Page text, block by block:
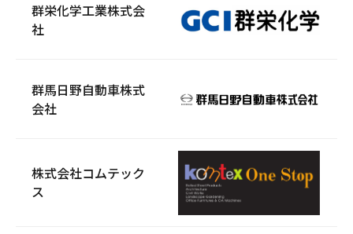
群栄化学工業株式会
社
群馬日野自動車株式
会社
株式会社コムテック
ス